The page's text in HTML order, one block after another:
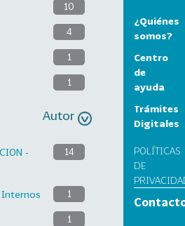
10
4
1
1
Autor
-
14
1
1
¿Quiénes
somos?
Centro
de
ayuda
Trámites
Digitales
POLÍTICAS
DE